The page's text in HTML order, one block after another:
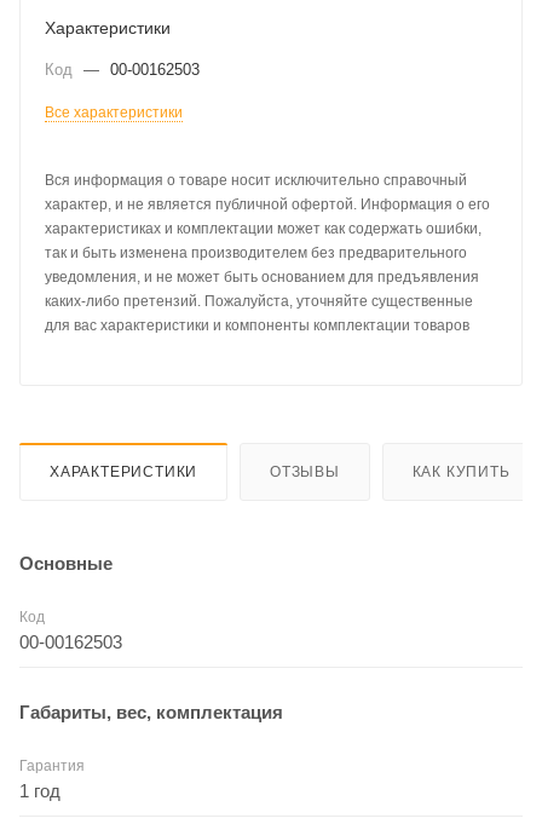
Характеристики
Код — 00-00162503
Все характеристики
Вся информация о товаре носит исключительно справочный
характер, и не является публичной офертой. Информация о его
характеристиках и комплектации может как содержать ошибки,
так и быть изменена производителем без предварительного
уведомления, и не может быть основанием для предъявления
каких-либо претензий. Пожалуйста, уточняйте существенные
для вас характеристики и компоненты комплектации товаров
ХАРАКТЕРИСТИКИ ОТЗЫВЫ КАК КУПИТЬ
Основные
Код
00-00162503
Габариты, вес, комплектация
Гарантия
1 год